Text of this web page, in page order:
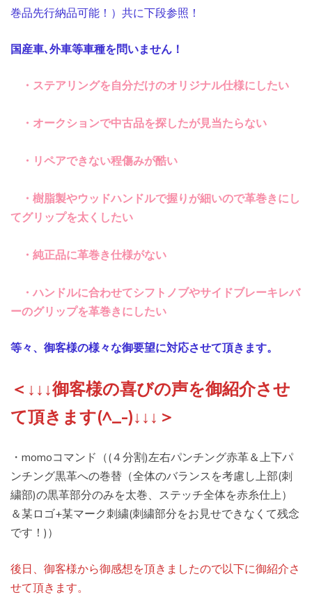
巻品先行納品可能！）共に下段参照！
国産車､外車等車種を問いません！
・ステアリングを自分だけのオリジナル仕様にしたい
・オークションで中古品を探したが見当たらない
・リペアできない程傷みが酷い
・樹脂製やウッドハンドルで握りが細いので革巻きにし
てグリップを太くしたい
・純正品に革巻き仕様がない
・ハンドルに合わせてシフトノブやサイドブレーキレバ
ーのグリップを革巻きにしたい
等々、御客様の様々な御要望に対応させて頂きます。
＜↓↓↓御客様の喜びの声を御紹介させ
て頂きます(^_-)↓↓↓＞
・momoコマンド（(４分割)左右パンチング赤革＆上下パ
ンチング黒革への巻替（全体のバランスを考慮し上部(刺
繍部)の黒革部分のみを太巻、ステッチ全体を赤糸仕上）
＆某ロゴ+某マーク刺繍(刺繍部分をお見せできなくて残念
です！)）
後日、御客様から御感想を頂きましたので以下に御紹介さ
せて頂きます。